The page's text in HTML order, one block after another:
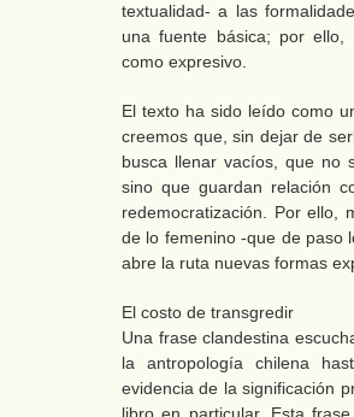
textualidad- a las
una fuente básica; por
como expresivo.
El texto ha sido leído como
creemos que, sin dejar de
busca llenar vacíos, que no
sino que guardan relación
redemocratización. Por ello,
de lo femenino -que de paso
abre la ruta nuevas formas
El costo de transgredir
Una frase clandestina
la antropología chilena
evidencia de la significación